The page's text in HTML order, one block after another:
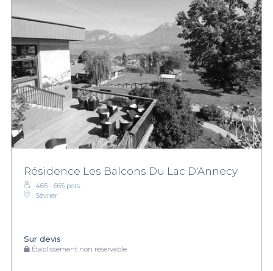
Résidence Les Balcons Du Lac D'Annecy
465 - 665 pers.
Sévrier
Sur devis
Établissement non réservable